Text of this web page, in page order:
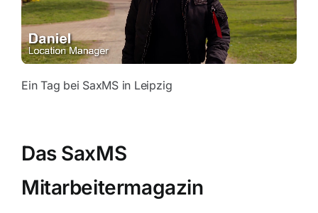
Ein Tag bei SaxMS in Leipzig
Das SaxMS
Mitarbeitermagazin